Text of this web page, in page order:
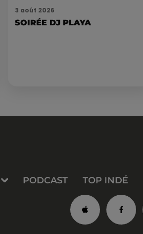
3 août 2026
SOIRÉE DJ PLAYA
PODCAST TOP INDÉ